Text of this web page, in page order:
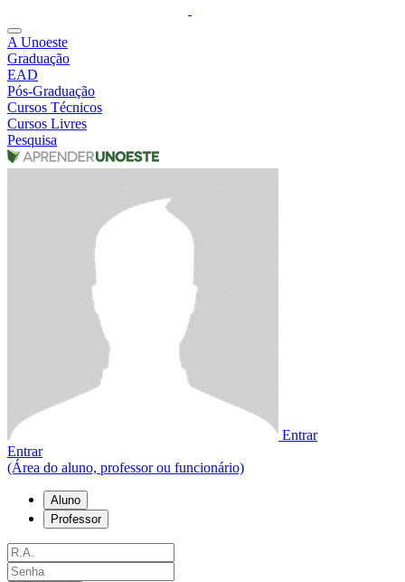
A Unoeste
Graduação
EAD
Pós-Graduação
Cursos Técnicos
Cursos Livres
Pesquisa
Entrar
Entrar
(Área do aluno, professor ou funcionário)
Aluno
Professor